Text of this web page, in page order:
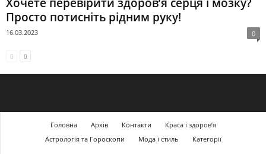
Просто потисніть рідним руку!
16.03.2023 0
Головна Архів Контакти
Краса і здоров’я
Астрологія та Гороскопи
Мода і стиль
Категорії